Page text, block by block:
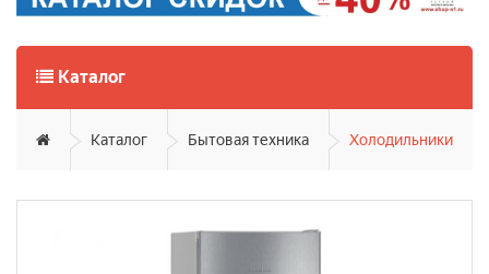
Каталог
Каталог Бытовая техника Холодильники